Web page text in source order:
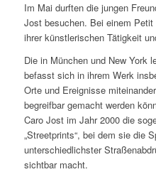
Im Mai durften die jungen
Jost besuchen. Bei einem
ihrer künstlerischen Tätigkeit
Die in München und New York
befasst sich in ihrem Werk
Orte und Ereignisse
begreifbar gemacht werden
Caro Jost im Jahr 2000 die
„Streetprints“, bei dem sie die
unterschiedlichster
sichtbar macht.